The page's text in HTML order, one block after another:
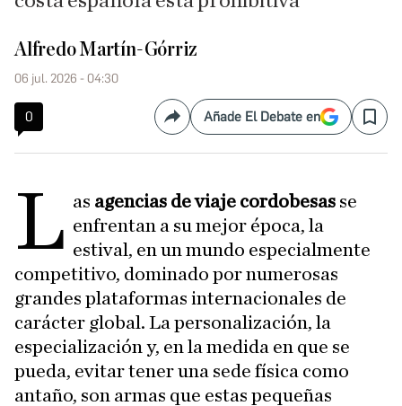
Alfredo Martín-Górriz
06 jul. 2026 - 04:30
0 CompartirAñade El Debate en Save
L as agencias de viaje cordobesas se
enfrentan a su mejor época, la
estival, en un mundo especialmente
competitivo, dominado por numerosas
grandes plataformas internacionales de
carácter global. La personalización, la
especialización y, en la medida en que se
pueda, evitar tener una sede física como
antaño, son armas que estas pequeñas